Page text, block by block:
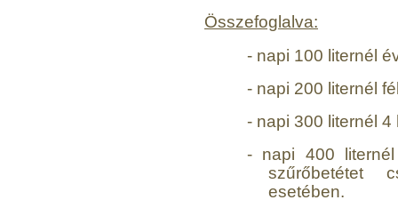
Összefoglalva:
- napi 100 liternél
- napi 200 liternél
- napi 300 liternél 4
- napi 400
esetében.